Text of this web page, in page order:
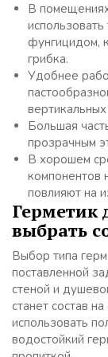
В
фунгицидом,
грибка.
Удобнее
Большая
прозрачным
В хорошем
компонентов
повлияют на
Герметик
выбрать
Выбор типа
поставленной
стеной и
станет состав
использовать
водостойкий